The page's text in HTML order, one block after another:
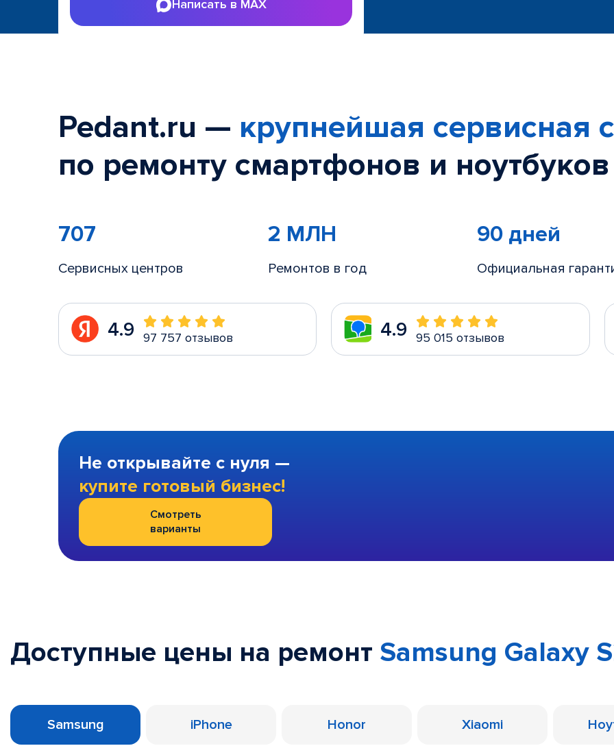
Написать в MAX
Pedant.ru — крупнейшая сервисная
по ремонту смартфонов и
707
Сервисных центров
2 МЛН
Ремонтов в год
90 дней
Официальная
4.9 97 757 отзывов 4.9 95 015 отзывов
Не открывайте с нуля —
купите готовый бизнес!
Смотреть
варианты
Доступные цены на ремонт Samsung Galaxy
Samsung iPhone Honor Xiaomi